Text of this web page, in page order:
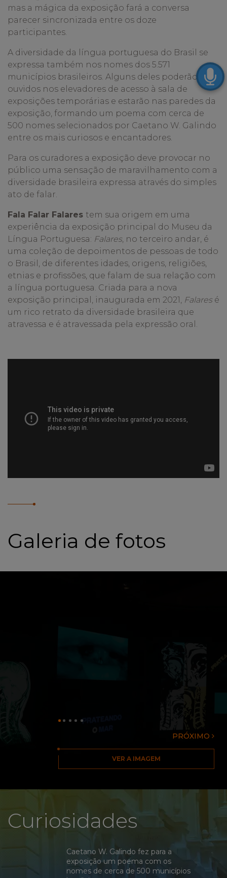
mas a mágica da exposição fará a conversa
parecer sincronizada entre os doze
participantes.
A diversidade da língua portuguesa do Brasil se
expressa também nos nomes dos 5.571
municípios brasileiros. Alguns deles poderão ser
ouvidos nos elevadores de acesso à sala de
exposições temporárias e estarão nas paredes da
exposição, formando um poema com cerca de
500 nomes selecionados por Caetano W. Galindo
entre os mais curiosos e encantadores.
Para os curadores a exposição deve provocar no
público uma sensação de maravilhamento com a
diversidade brasileira expressa através do simples
ato de falar.
Fala Falar Falares tem sua origem em uma
experiência da exposição principal do Museu da
Língua Portuguesa: Falares, no terceiro andar, é
uma coleção de depoimentos de pessoas de todo
o Brasil, de diferentes idades, origens, religiões,
etnias e profissões, que falam de sua relação com
a língua portuguesa. Criada para a nova
exposição principal, inaugurada em 2021, Falares é
um rico retrato da diversidade brasileira que
atravessa e é atravessada pela expressão oral.
Galeria de fotos
PRÓXIMO
VER A IMAGEM
Curiosidades
Caetano W. Galindo fez para a
exposição um poema com os
nomes de cerca de 500 municípios